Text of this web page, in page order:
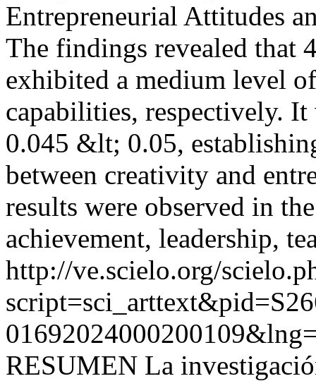
Entrepreneurial Attitudes
The findings revealed that
exhibited a medium level
capabilities, respectively.
0.045 &lt; 0.05,
between creativity and
results were observed in
achievement, leadership,
http://ve.scielo.org/
RESUMEN La